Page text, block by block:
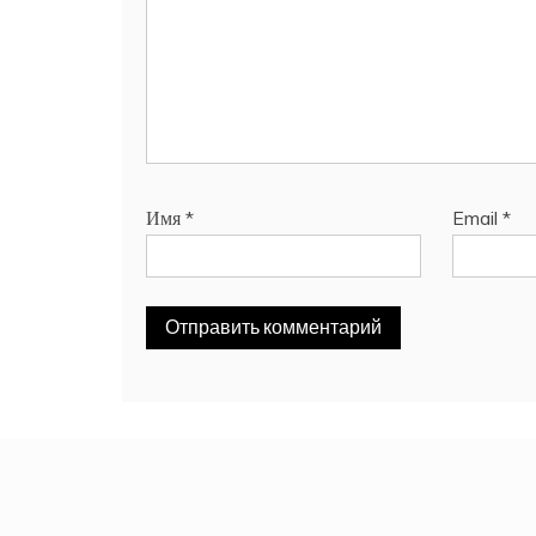
Имя * Email*